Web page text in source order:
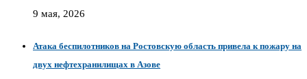
9 мая, 2026
Атака беспилотников на Ростовскую область привела к пожару на
двух нефтехранилищах в Азове